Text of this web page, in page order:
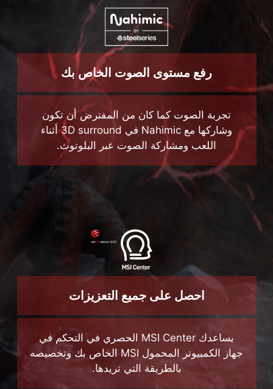
رفع مستوى الصوت الخاص بك
تجربة الصوت كما كان من المفترض أن تكون
وشاركها مع Nahimic في 3D surround أثناء
اللعب ومشاركة الصوت عبر البلوتوث.
احصل على جميع التعزيزات
يساعدك MSI Center الحصري في التحكم في
جهاز الكمبيوتر المحمول MSI الخاص بك وتخصيصه
بالطريقة التي تريدها.